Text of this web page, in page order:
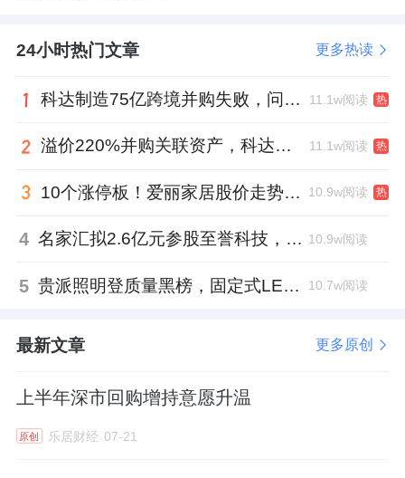
24小时热门文章 更多热读
科达制造75亿跨境并购失败，问题出在哪一关？ 11.1w阅读 热
溢价220%并购关联资产，科达制造近75亿元重组被否 11.1w阅读 热
10个涨停板！爱丽家居股价走势有点狂 10.9w阅读 热
4 名家汇拟2.6亿元参股至誉科技，跨界布局工业级固态存储 10.9w阅读
5 贵派照明登质量黑榜，固定式LED灯具抽检不合格 10.7w阅读
最新文章 更多原创
上半年深市回购增持意愿升温
原创 乐居财经 07-21